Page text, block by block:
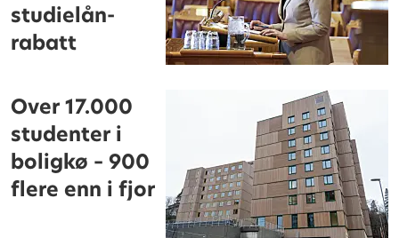
studielån-
rabatt
Over 17.000
studenter i
boligkø – 900
flere enn i fjor